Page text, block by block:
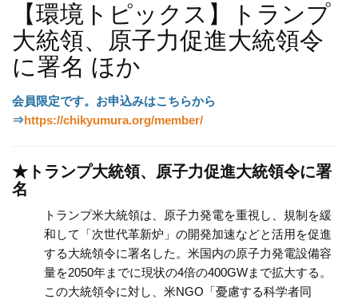
【環境トピックス】トランプ
大統領、原子力促進大統領令
に署名 ほか
会員限定です。 お申込みはこちらから
⇒https://chikyumura.org/member/
★トランプ大統領、原子力促進大統領令に署
名
トランプ米大統領は、原子力発電を重視し、規制を緩
和して「次世代革新炉」の開発加速などと活用を促進
する大統領令に署名した。米国内の原子力発電設備容
量を2050年までに現状の4倍の400GWまで拡大する。
この大統領令に対し、米NGO「憂慮する科学者同